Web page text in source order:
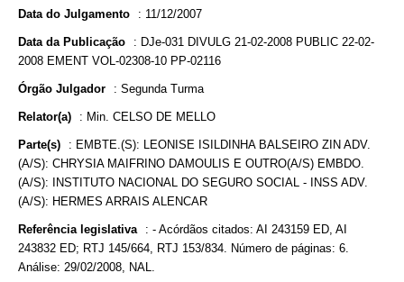
Data do Julgamento : 11/12/2007
Data da Publicação : DJe-031 DIVULG 21-02-2008 PUBLIC 22-02-
2008 EMENT VOL-02308-10 PP-02116
Órgão Julgador : Segunda Turma
Relator(a) : Min. CELSO DE MELLO
Parte(s) : EMBTE.(S): LEONISE ISILDINHA BALSEIRO ZIN ADV.
(A/S): CHRYSIA MAIFRINO DAMOULIS E OUTRO(A/S) EMBDO.
(A/S): INSTITUTO NACIONAL DO SEGURO SOCIAL - INSS ADV.
(A/S): HERMES ARRAIS ALENCAR
Referência legislativa : - Acórdãos citados: AI 243159 ED, AI
243832 ED; RTJ 145/664, RTJ 153/834. Número de páginas: 6.
Análise: 29/02/2008, NAL.